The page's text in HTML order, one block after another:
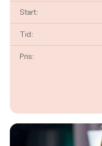
Start:
Tid:
Pris: